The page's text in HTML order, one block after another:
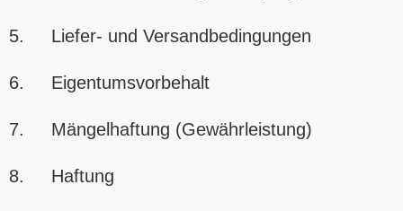
5. Liefer- und Versandbedingungen
6. Eigentumsvorbehalt
7. Mängelhaftung (Gewährleistung)
8. Haftung